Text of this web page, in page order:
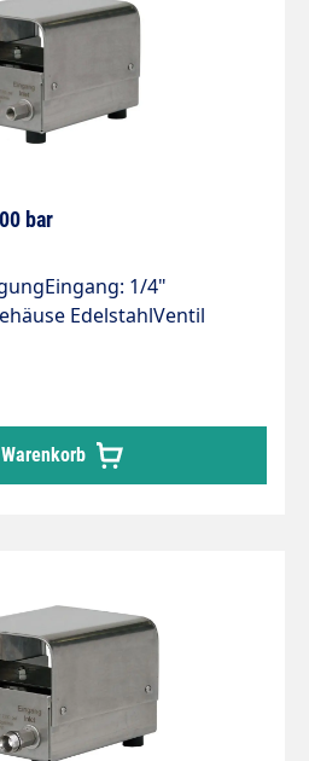
bar
1/4"
EdelstahlVentil
500 bar / 80 l/min /